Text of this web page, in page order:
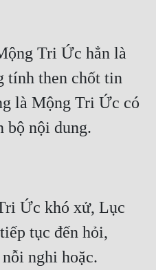
Tri Ức hẳn là
tính then chốt tin
là Mộng Tri Ức có
bộ nội dung.
Ức khó xử, Lục
tục đến hỏi,
nghi hoặc.